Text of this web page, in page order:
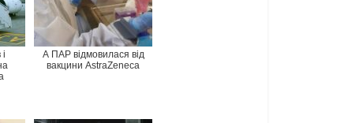
А ПАР відмовилася від
вакцини AstraZeneca